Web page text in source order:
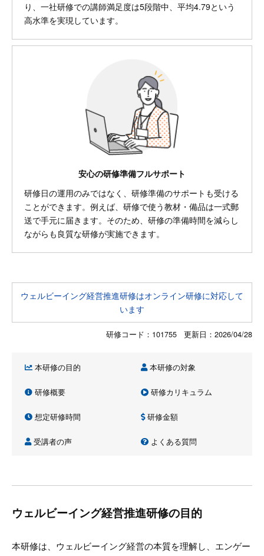
り、一社研修での講師満足度は5段階中、平均4.79という
高水準を実現しています。
安心の研修準備フルサポート
研修日の運用のみではなく、研修準備のサポートも受ける
ことができます。例えば、研修で使う教材・備品は一式郵
送で手元に届きます。そのため、研修の準備時間を減らし
ながらも良質な研修が実施できます。
ウェルビーイング経営推進研修はオンライン研修に対応して
います
研修コード：101755 更新日： 2026/04/28
本研修の目的 本研修の対象
研修概要 研修カリキュラム
想定研修時間 研修金額
受講者の声 よくある質問
ウェルビーイング経営推進研修の目的
本研修は、ウェルビーイング経営の本質を理解し、エンゲー